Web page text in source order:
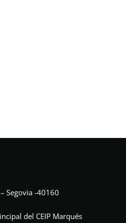
Segovia -40160
del CEIP Marqués